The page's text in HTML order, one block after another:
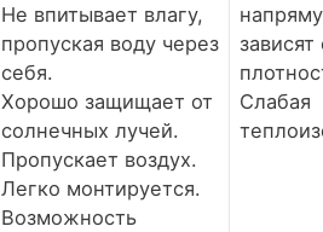
Не впитывает влагу,
пропуская воду через
себя.
Хорошо защищает от
солнечных лучей.
Пропускает воздух.
Легко монтируется.
Возможность
зависят
Слабая